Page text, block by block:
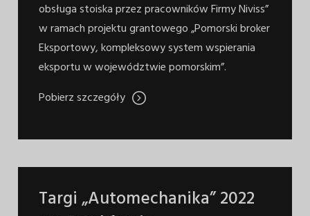
obsługa stoiska przez pracowników Firmy Niviss”
w ramach projektu grantowego „Pomorski broker
Eksportowy, kompleksowy system wspierania
eksportu w województwie pomorskim”.
Pobierz szczegóły
Targi „Automechanika” 2022